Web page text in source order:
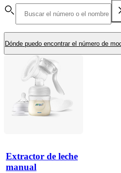
Dónde puedo encontrar el número de
Extractor de leche
manual